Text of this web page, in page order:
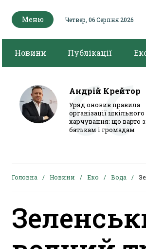
Меню Четвер, 06 Серпня 2026
Новини Публікації
Андрій Крейтор
Уряд оновив правила
організації шкільного
харчування: що варто
батькам і громадам
Головна Новини Еко Вода